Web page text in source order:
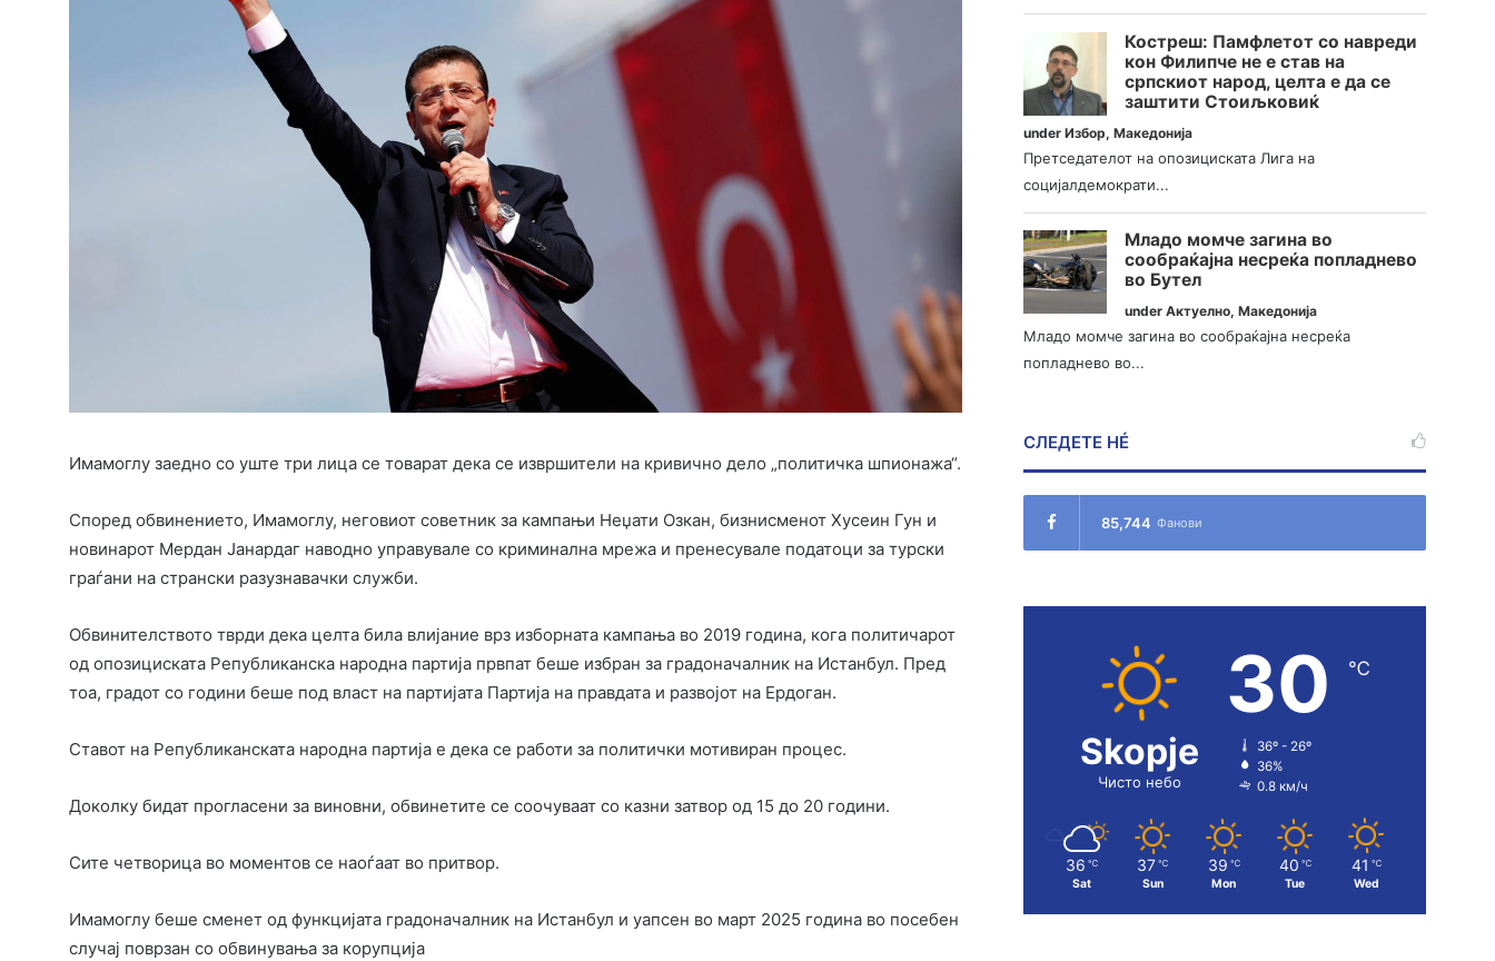
Имамоглу заедно со уште три лица се товарат дека се извршители на кривично дело „политичка шпионажа“.
Според обвинението, Имамоглу, неговиот советник за кампањи Неџати Озкан, бизнисменот Хусеин Гун и
новинарот Мердан Јанардаг наводно управувале со криминална мрежа и пренесувале податоци за турски
граѓани на странски разузнавачки служби.
Обвинителството тврди дека целта била влијание врз изборната кампања во 2019 година, кога политичарот
од опозициската Републиканска народна партија првпат беше избран за градоначалник на Истанбул. Пред
тоа, градот со години беше под власт на партијата Партија на правдата и развојот на Ердоган.
Ставот на Републиканската народна партија е дека се работи за политички мотивиран процес.
Доколку бидат прогласени за виновни, обвинетите се соочуваат со казни затвор од 15 до 20 години.
Сите четворица во моментов се наоѓаат во притвор.
Имамоглу беше сменет од функцијата градоначалник на Истанбул и уапсен во март 2025 година во посебен
случај поврзан со обвинувања за корупција
Костреш: Памфлетот со навреди
кон Филипче не е став на
српскиот народ, целта е да се
заштити Стоиљковиќ
underИзбор,Македонија
Претседателот на опозициската Лига на
социјалдемократи...
Младо момче загина во
сообраќајна несреќа попладнево
во Бутел
underАктуелно,Македонија
Младо момче загина во сообраќајна несреќа
попладнево во...
СЛЕДЕТЕ НÉ
85,744 Фанови
Skopje
Чисто небо
30 ℃
36º - 26º
36%
0.8 км/ч
36 ℃
Sat
37 ℃
Sun
39 ℃
Mon
40 ℃
Tue
41 ℃
Wed